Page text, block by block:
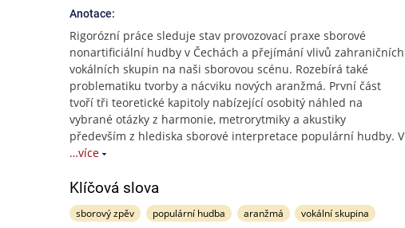
Anotace:
Rigorózní práce sleduje stav provozovací praxe sborové
nonartificiální hudby v Čechách a přejímání vlivů zahraničních
vokálních skupin na naši sborovou scénu. Rozebírá také
problematiku tvorby a nácviku nových aranžmá. První část
tvoří tři teoretické kapitoly nabízející osobitý náhled na
vybrané otázky z harmonie, metrorytmiky a akustiky
především z hlediska sborové interpretace populární hudby. V
…více
Klíčová slova
sborový zpěv populární hudba aranžmá vokální skupina